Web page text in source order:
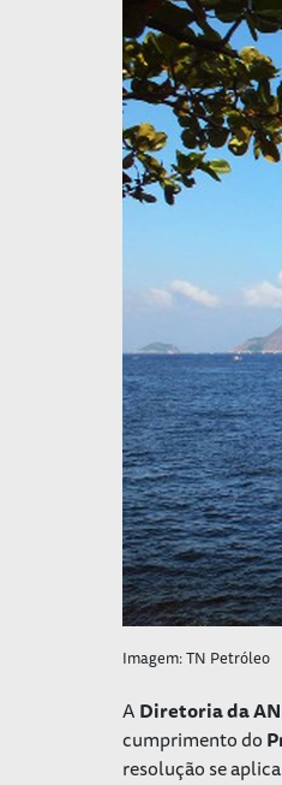
Imagem: TN Petróleo
ADiretoria da
cumprimento do
resolução se